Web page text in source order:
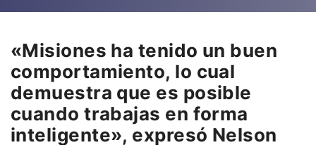
«Misiones ha tenido un buen
comportamiento, lo cual
demuestra que es posible
cuando trabajas en forma
inteligente», expresó Nelson